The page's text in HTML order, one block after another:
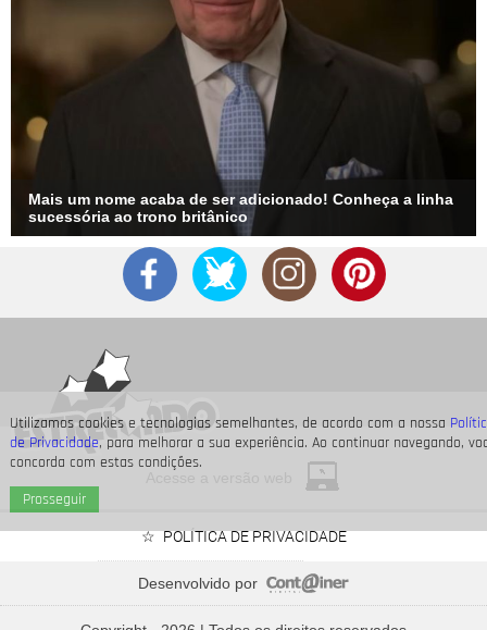
Utilizamos cookies e tecnologias semelhantes, de acordo com a nossa
de Privacidade, para melhorar a sua experiência. Ao continuar navegando,
concorda com estas condições.
Prosseguir
Mais um nome acaba de ser adicionado! Conheça a linha
sucessória ao trono britânico
POLÍTICA DE PRIVACIDADE
Desenvolvido por